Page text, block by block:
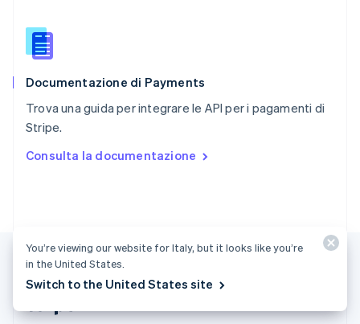
Documentazione di Payments
Trova una guida per integrare le API per i pagamenti di
Stripe.
Consulta la documentazione
English
Slovacchia
Slovenia
Spagna
Español
English Español简体中文
Thailandia
ไทย English
English
You’re viewing our website for Italy, but it looks like you’re
in the United States.
Switch to the United States site